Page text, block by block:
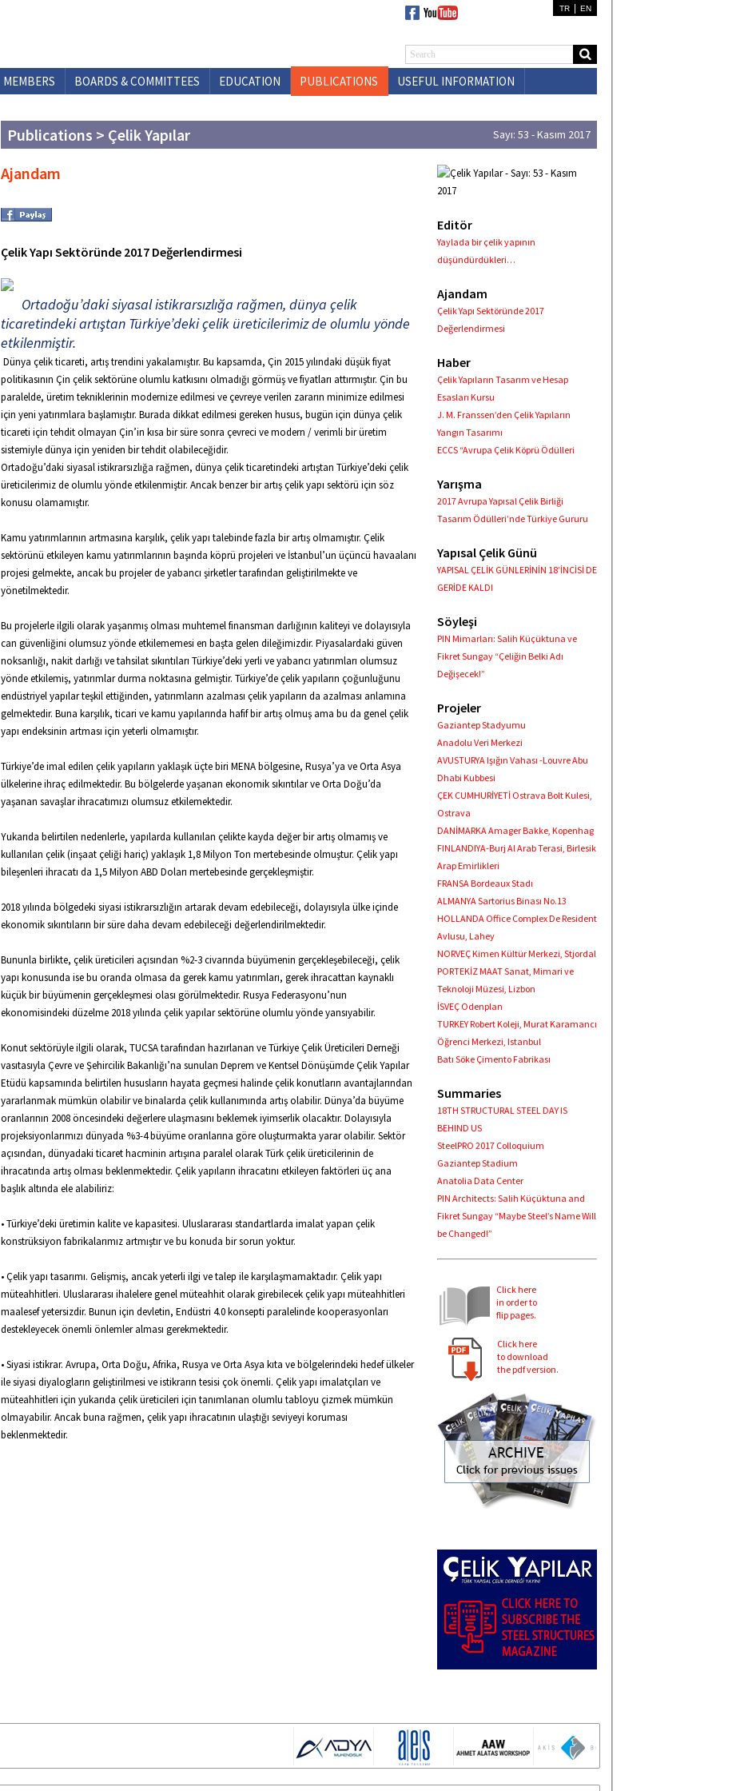
TR EN
MEMBERS BOARDS & COMMITTEES EDUCATION PUBLICATIONS
USEFUL INFORMATION
Publications > Çelik Yapılar Sayı: 53 - Kasım 2017
Ajandam
Çelik Yapı Sektöründe 2017 Değerlendirmesi
Ortadoğu’daki siyasal istikrarsızlığa rağmen, dünya çelik
ticaretindeki artıştan Türkiye’deki çelik üreticilerimiz de olumlu yönde
etkilenmiştir.
Dünya çelik ticareti, artış trendini yakalamıştır. Bu kapsamda, Çin 2015 yılındaki düşük fiyat
politikasının Çin çelik sektörüne olumlu katkısını olmadığı görmüş ve fiyatları attırmıştır. Çin bu
paralelde, üretim tekniklerinin modernize edilmesi ve çevreye verilen zararın minimize edilmesi
için yeni yatırımlara başlamıştır. Burada dikkat edilmesi gereken husus, bugün için dünya çelik
ticareti için tehdit olmayan Çin’in kısa bir süre sonra çevreci ve modern / verimli bir üretim
sistemiyle dünya için yeniden bir tehdit olabileceğidir.
Ortadoğu’daki siyasal istikrarsızlığa rağmen, dünya çelik ticaretindeki artıştan Türkiye’deki çelik
üreticilerimiz de olumlu yönde etkilenmiştir. Ancak benzer bir artış çelik yapı sektörü için söz
konusu olamamıştır.
Kamu yatırımlarının artmasına karşılık, çelik yapı talebinde fazla bir artış olmamıştır. Çelik
sektörünü etkileyen kamu yatırımlarının başında köprü projeleri ve İstanbul’un üçüncü havaalanı
projesi gelmekte, ancak bu projeler de yabancı şirketler tarafından geliştirilmekte ve
yönetilmektedir.
Bu projelerle ilgili olarak yaşanmış olması muhtemel finansman darlığının kaliteyi ve dolayısıyla
can güvenliğini olumsuz yönde etkilememesi en başta gelen dileğimizdir. Piyasalardaki güven
noksanlığı, nakit darlığı ve tahsilat sıkıntıları Türkiye’deki yerli ve yabancı yatırımları olumsuz
yönde etkilemiş, yatırımlar durma noktasına gelmiştir. Türkiye’de çelik yapıların çoğunluğunu
endüstriyel yapılar teşkil ettiğinden, yatırımların azalması çelik yapıların da azalması anlamına
gelmektedir. Buna karşılık, ticari ve kamu yapılarında hafif bir artış olmuş ama bu da genel çelik
yapı endeksinin artması için yeterli olmamıştır.
Türkiye’de imal edilen çelik yapıların yaklaşık üçte biri MENA bölgesine, Rusya’ya ve Orta Asya
ülkelerine ihraç edilmektedir. Bu bölgelerde yaşanan ekonomik sıkıntılar ve Orta Doğu’da
yaşanan savaşlar ihracatımızı olumsuz etkilemektedir.
Yukarıda belirtilen nedenlerle, yapılarda kullanılan çelikte kayda değer bir artış olmamış ve
kullanılan çelik (inşaat çeliği hariç) yaklaşık 1,8 Milyon Ton mertebesinde olmuştur. Çelik yapı
bileşenleri ihracatı da 1,5 Milyon ABD Doları mertebesinde gerçekleşmiştir.
2018 yılında bölgedeki siyasi istikrarsızlığın artarak devam edebileceği, dolayısıyla ülke içinde
ekonomik sıkıntıların bir süre daha devam edebileceği değerlendirilmektedir.
Bununla birlikte, çelik üreticileri açısından %2-3 civarında büyümenin gerçekleşebileceği, çelik
yapı konusunda ise bu oranda olmasa da gerek kamu yatırımları, gerek ihracattan kaynaklı
küçük bir büyümenin gerçekleşmesi olası görülmektedir. Rusya Federasyonu’nun
ekonomisindeki düzelme 2018 yılında çelik yapılar sektörüne olumlu yönde yansıyabilir.
Konut sektörüyle ilgili olarak, TUCSA tarafından hazırlanan ve Türkiye Çelik Üreticileri Derneği
vasıtasıyla Çevre ve Şehircilik Bakanlığı’na sunulan Deprem ve Kentsel Dönüşümde Çelik Yapılar
Etüdü kapsamında belirtilen hususların hayata geçmesi halinde çelik konutların avantajlarından
yararlanmak mümkün olabilir ve binalarda çelik kullanımında artış olabilir. Dünya’da büyüme
oranlarının 2008 öncesindeki değerlere ulaşmasını beklemek iyimserlik olacaktır. Dolayısıyla
projeksiyonlarımızı dünyada %3-4 büyüme oranlarına göre oluşturmakta yarar olabilir. Sektör
açısından, dünyadaki ticaret hacminin artışına paralel olarak Türk çelik üreticilerinin de
ihracatında artış olması beklenmektedir. Çelik yapıların ihracatını etkileyen faktörleri üç ana
başlık altında ele alabiliriz:
• Türkiye’deki üretimin kalite ve kapasitesi. Uluslararası standartlarda imalat yapan çelik
konstrüksiyon fabrikalarımız artmıştır ve bu konuda bir sorun yoktur.
• Çelik yapı tasarımı. Gelişmiş, ancak yeterli ilgi ve talep ile karşılaşmamaktadır. Çelik yapı
müteahhitleri. Uluslararası ihalelere genel müteahhit olarak girebilecek çelik yapı müteahhitleri
maalesef yetersizdir. Bunun için devletin, Endüstri 4.0 konsepti paralelinde kooperasyonları
destekleyecek önemli önlemler alması gerekmektedir.
• Siyasi istikrar. Avrupa, Orta Doğu, Afrika, Rusya ve Orta Asya kıta ve bölgelerindeki hedef ülkeler
ile siyasi diyalogların geliştirilmesi ve istikrarın tesisi çok önemli. Çelik yapı imalatçıları ve
müteahhitleri için yukarıda çelik üreticileri için tanımlanan olumlu tabloyu çizmek mümkün
olmayabilir. Ancak buna rağmen, çelik yapı ihracatının ulaştığı seviyeyi koruması
beklenmektedir.
Editör
Yaylada bir çelik yapının
düşündürdükleri…
Ajandam
Çelik Yapı Sektöründe 2017
Değerlendirmesi
Haber
Çelik Yapıların Tasarım ve Hesap
Esasları Kursu
J. M. Franssen’den Çelik Yapıların
Yangın Tasarımı
ECCS “Avrupa Çelik Köprü Ödülleri
Yarışma
2017 Avrupa Yapısal Çelik Birliği
Tasarım Ödülleri’nde Türkiye Gururu
Yapısal Çelik Günü
YAPISAL ÇELİK GÜNLERİNİN 18’İNCİSİ DE
GERİDE KALDI
Söyleşi
PIN Mimarları: Salih Küçüktuna ve
Fikret Sungay “Çeliğin Belki Adı
Değişecek!”
Projeler
Gaziantep Stadyumu
Anadolu Veri Merkezi
AVUSTURYA Işığın Vahası -Louvre Abu
Dhabi Kubbesi
ÇEK CUMHURİYETİ Ostrava Bolt Kulesi,
Ostrava
DANİMARKA Amager Bakke, Kopenhag
FINLANDIYA-Burj Al Arab Terasi, Birlesik
Arap Emirlikleri
FRANSA Bordeaux Stadı
ALMANYA Sartorius Binası No.13
HOLLANDA Office Complex De Resident
Avlusu, Lahey
NORVEÇ Kimen Kültür Merkezi, Stjordal
PORTEKİZ MAAT Sanat, Mimari ve
Teknoloji Müzesi, Lizbon
İSVEÇ Odenplan
TURKEY Robert Koleji, Murat Karamancı
Öğrenci Merkezi, Istanbul
Batı Söke Çimento Fabrikası
Summaries
18TH STRUCTURAL STEEL DAY IS
BEHIND US
SteelPRO 2017 Colloquium
Gaziantep Stadium
Anatolia Data Center
PIN Architects: Salih Küçüktuna and
Fikret Sungay “Maybe Steel’s Name Will
be Changed!”
Click here
in order to
flip pages.
Click here
to download
the pdf version.